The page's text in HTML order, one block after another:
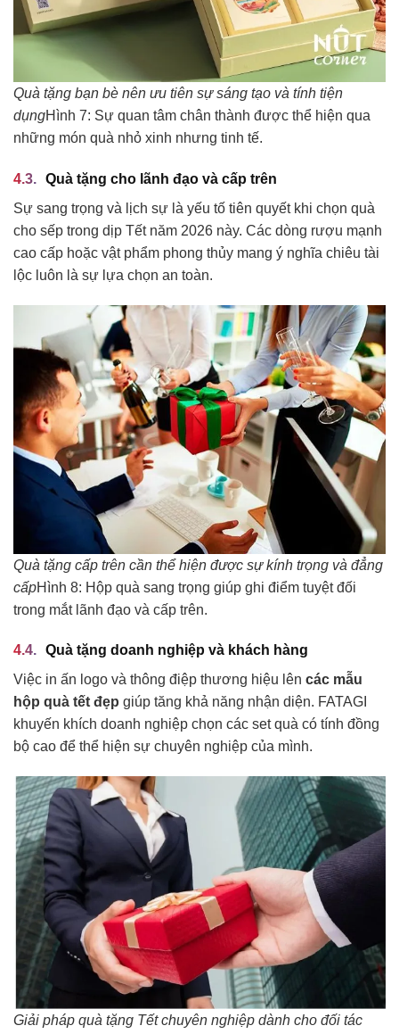
Quà tặng bạn bè nên ưu tiên sự sáng tạo và tính tiện
dụngHình 7: Sự quan tâm chân thành được thể hiện qua
những món quà nhỏ xinh nhưng tinh tế.
Quà tặng cho lãnh đạo và cấp trên
Sự sang trọng và lịch sự là yếu tố tiên quyết khi chọn quà
cho sếp trong dịp Tết năm 2026 này. Các dòng rượu mạnh
cao cấp hoặc vật phẩm phong thủy mang ý nghĩa chiêu tài
lộc luôn là sự lựa chọn an toàn.
Quà tặng cấp trên cần thể hiện được sự kính trọng và đẳng
cấpHình 8: Hộp quà sang trọng giúp ghi điểm tuyệt đối
trong mắt lãnh đạo và cấp trên.
Quà tặng doanh nghiệp và khách hàng
Việc in ấn logo và thông điệp thương hiệu lên các mẫu
hộp quà tết đẹp giúp tăng khả năng nhận diện. FATAGI
khuyến khích doanh nghiệp chọn các set quà có tính đồng
bộ cao để thể hiện sự chuyên nghiệp của mình.
Giải pháp quà tặng Tết chuyên nghiệp dành cho đối tác